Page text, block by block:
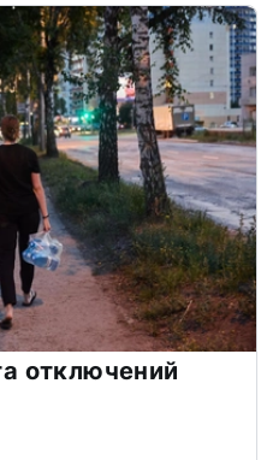
отключений